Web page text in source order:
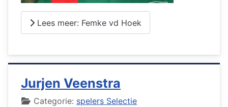
Lees meer: Femke vd Hoek
Jurjen Veenstra
DetailsCategorie: spelers Selectie